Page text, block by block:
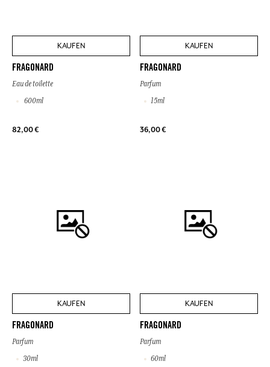
KAUFEN
FRAGONARD
Eau de toilette
600ml
82,00 €
KAUFEN
FRAGONARD
Parfum
15ml
36,00 €
KAUFEN
FRAGONARD
Parfum
30ml
KAUFEN
FRAGONARD
Parfum
60ml